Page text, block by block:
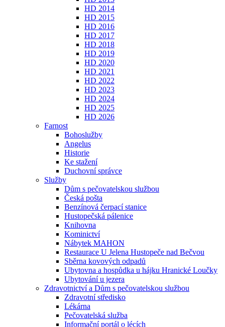
HD 2014
HD 2015
HD 2016
HD 2017
HD 2018
HD 2019
HD 2020
HD 2021
HD 2022
HD 2023
HD 2024
HD 2025
HD 2026
Farnost
Bohoslužby
Angelus
Historie
Ke stažení
Duchovní správce
Služby
Dům s pečovatelskou službou
Česká pošta
Benzínová čerpací stanice
Hustopečská pálenice
Knihovna
Kominictví
Nábytek MAHON
Restaurace U Jelena Hustopeče nad Bečvou
Sběrna kovových odpadů
Ubytovna a hospůdka u hájku Hranické Loučky
Ubytování u jezera
Zdravotnictví a Dům s pečovatelskou službou
Zdravotní středisko
Lékárna
Pečovatelská služba
Informační portál o lécích